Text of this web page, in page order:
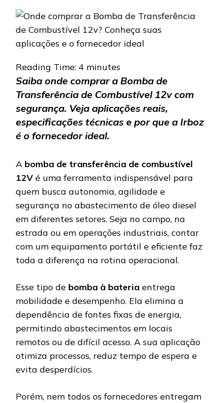
A
Reading Time: 4 minutes
Saiba onde comprar a Bomba de
Transferência de Combustível 12v com
segurança. Veja aplicações reais,
especificações técnicas e por que a Irboz
é o fornecedor ideal.
A bomba de transferência de combustível
12V é uma ferramenta indispensável para
quem busca autonomia, agilidade e
segurança no abastecimento de óleo diesel
em diferentes setores. Seja no campo, na
estrada ou em operações industriais, contar
com um equipamento portátil e eficiente faz
toda a diferença na rotina operacional.
Esse tipo de bomba à bateria entrega
mobilidade e desempenho. Ela elimina a
dependência de fontes fixas de energia,
permitindo abastecimentos em locais
remotos ou de difícil acesso. A sua aplicação
otimiza processos, reduz tempo de espera e
evita desperdícios.
Porém, nem todos os fornecedores entregam